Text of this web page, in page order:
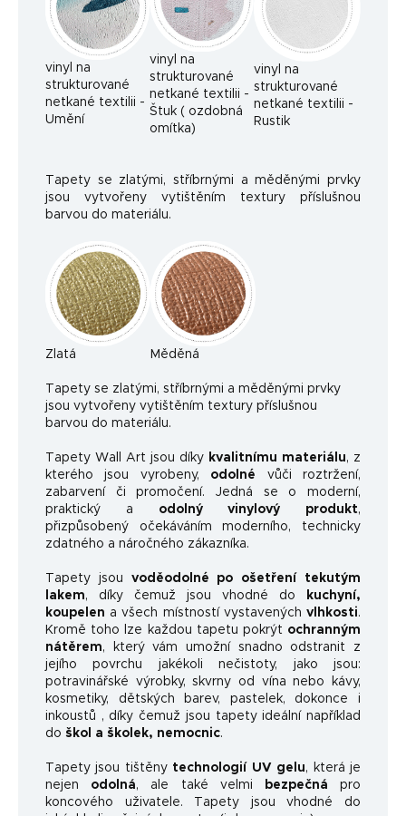
vinyl na
strukturované
netkané textilii -
Umění
vinyl na
strukturované
netkané textilii -
Štuk ( ozdobná
omítka)
vinyl na
strukturované
netkané textilii -
Rustik
Tapety se zlatými, stříbrnými a měděnými prvky
jsou vytvořeny vytištěním textury příslušnou
barvou do materiálu.
Zlatá Měděná
Tapety se zlatými, stříbrnými a měděnými prvky
jsou vytvořeny vytištěním textury příslušnou
barvou do materiálu.
Tapety Wall Art jsou díky kvalitnímu materiálu, z
kterého jsou vyrobeny, odolné vůči roztržení,
zabarvení či promočení. Jedná se o moderní,
praktický a
odolný vinylový produkt,
přizpůsobený očekáváním moderního, technicky
zdatného a náročného zákazníka.
Tapety jsou voděodolné po ošetření tekutým
lakem, díky čemuž jsou vhodné do
kuchyní,
koupelen a všech místností vystavených vlhkosti.
Kromě toho lze každou tapetu pokrýt ochranným
nátěrem, který vám umožní snadno odstranit z
jejího povrchu jakékoli nečistoty, jako jsou:
potravinářské výrobky, skvrny od vína nebo kávy,
kosmetiky, dětských barev, pastelek, dokonce i
inkoustů , díky čemuž jsou tapety ideální například
do škol a školek, nemocnic.
Tapety jsou tištěny technologií UV gelu, která je
nejen odolná, ale také velmi bezpečná pro
koncového uživatele. Tapety jsou vhodné do